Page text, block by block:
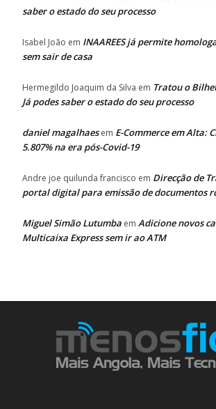
saber o estado do seu processo
Isabel João em INAAREES já permite
sem sair de casa
Hermegildo Joaquim da Silva em Tratou o
Já podes saber o estado do seu processo
daniel magalhaesem E-Commerce em Alta:
5.807% na era pós-Covid-19
Andre joe quilunda francisco em Direcção de
portal digital para emissão de documentos
Miguel Simão Lutumba em Adicione novos
Multicaixa Express sem ir ao ATM